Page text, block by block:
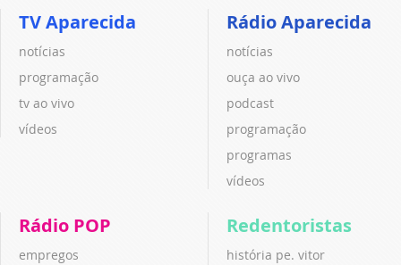
TV Aparecida
notícias
programação
tv ao vivo
vídeos
Rádio Aparecida
notícias
ouça ao vivo
podcast
programação
programas
vídeos
Rádio POP
empregos
Redentoristas
história pe. vitor